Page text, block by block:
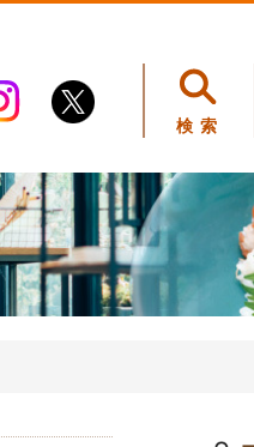
検索